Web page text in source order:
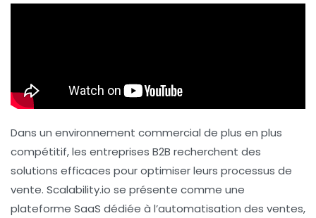
Dans un environnement commercial de plus en plus
compétitif, les entreprises B2B recherchent des
solutions efficaces pour optimiser leurs processus de
vente. Scalability.io se présente comme une
plateforme SaaS dédiée à l’automatisation des ventes,